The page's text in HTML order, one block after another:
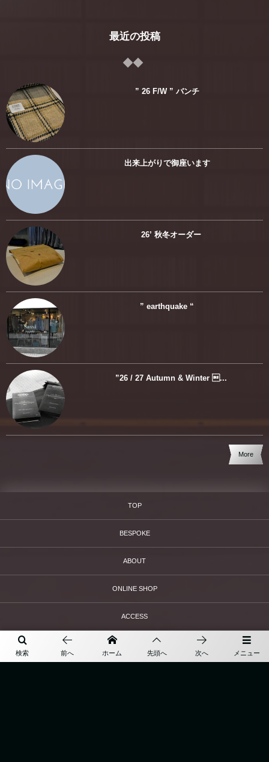
メニュー
検索 前へ ホーム 先頭へ 次へ
最近の投稿
” 26 F/W ” バンチ
出来上がりで御座います
26’ 秋冬オーダー
” earthquake “
”26 / 27 Autumn & Winter ...
More
TOP
BESPOKE
ABOUT
ONLINE SHOP
ACCESS